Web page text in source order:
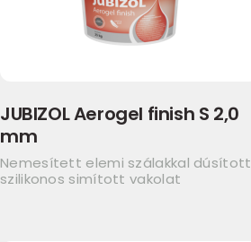
JUBIZOL Aerogel finish S 2,0
mm
Nemesített elemi szálakkal dúsított
szilikonos simított vakolat